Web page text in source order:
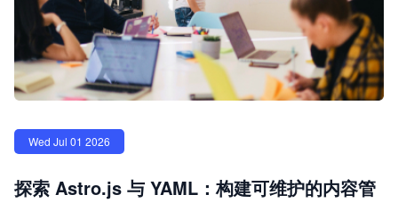
Wed Jul 01 2026
探索 Astro.js 与 YAML：构建可维护的内容管